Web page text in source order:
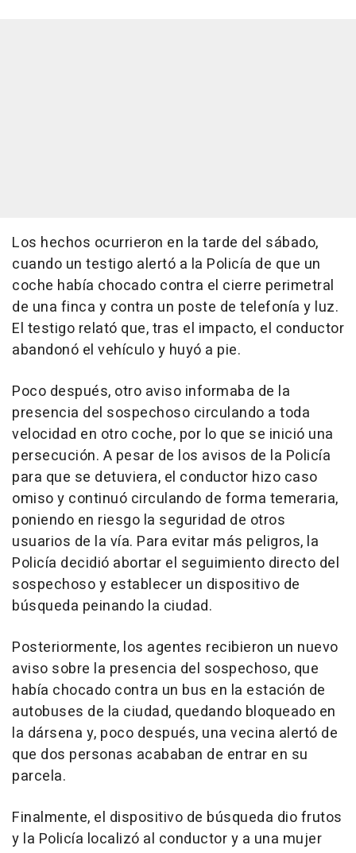
Los hechos ocurrieron en la tarde del sábado,
cuando un testigo alertó a la Policía de que un
coche había chocado contra el cierre perimetral
de una finca y contra un poste de telefonía y luz.
El testigo relató que, tras el impacto, el conductor
abandonó el vehículo y huyó a pie.
Poco después, otro aviso informaba de la
presencia del sospechoso circulando a toda
velocidad en otro coche, por lo que se inició una
persecución. A pesar de los avisos de la Policía
para que se detuviera, el conductor hizo caso
omiso y continuó circulando de forma temeraria,
poniendo en riesgo la seguridad de otros
usuarios de la vía. Para evitar más peligros, la
Policía decidió abortar el seguimiento directo del
sospechoso y establecer un dispositivo de
búsqueda peinando la ciudad.
Posteriormente, los agentes recibieron un nuevo
aviso sobre la presencia del sospechoso, que
había chocado contra un bus en la estación de
autobuses de la ciudad, quedando bloqueado en
la dársena y, poco después, una vecina alertó de
que dos personas acababan de entrar en su
parcela.
Finalmente, el dispositivo de búsqueda dio frutos
y la Policía localizó al conductor y a una mujer